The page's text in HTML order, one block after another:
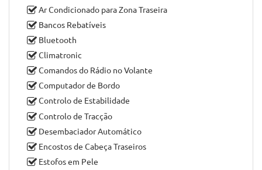
Ar Condicionado para Zona Traseira
Bancos Rebatíveis
Bluetooth
Climatronic
Comandos do Rádio no Volante
Computador de Bordo
Controlo de Estabilidade
Controlo de Tracção
Desembaciador Automático
Encostos de Cabeça Traseiros
Estofos em Pele